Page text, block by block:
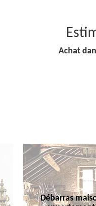
Achat
Débarras